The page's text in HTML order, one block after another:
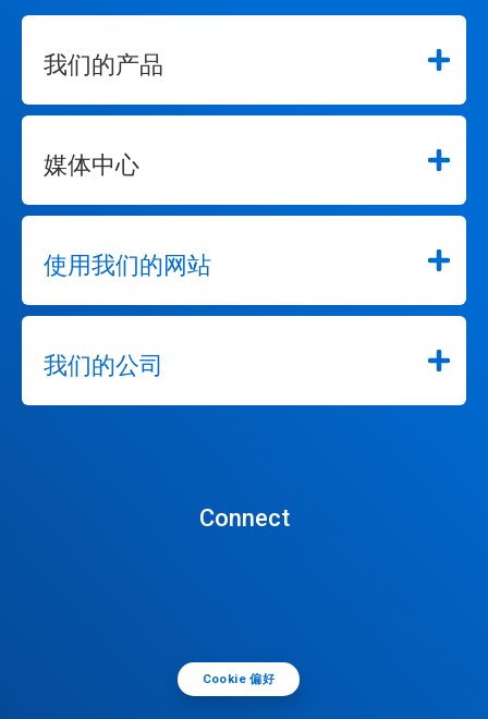
我们的产品
媒体中心
使用我们的网站
我们的公司
Connect
Cookie 偏好